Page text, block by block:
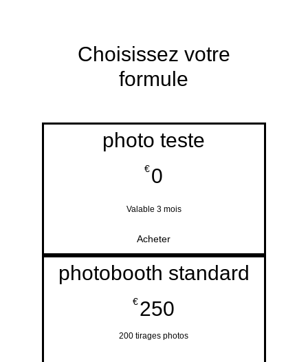
Choisissez votre
formule
photo teste
€0
Valable 3 mois
Acheter
photobooth standard
€250
200 tirages photos